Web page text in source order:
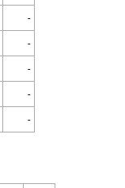
-
-
-
-
-